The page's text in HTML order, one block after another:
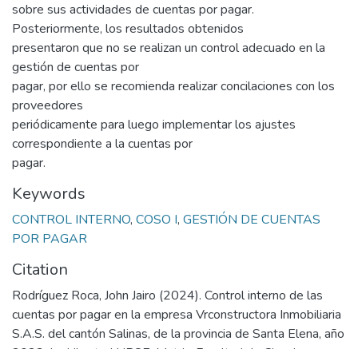
sobre sus actividades de cuentas por pagar.
Posteriormente, los resultados obtenidos
presentaron que no se realizan un control adecuado en la
gestión de cuentas por
pagar, por ello se recomienda realizar concilaciones con los
proveedores
periódicamente para luego implementar los ajustes
correspondiente a la cuentas por
pagar.
Keywords
CONTROL INTERNO, COSO I, GESTIÓN DE CUENTAS
POR PAGAR
Citation
Rodríguez Roca, John Jairo (2024). Control interno de las
cuentas por pagar en la empresa Vrconstructora Inmobiliaria
S.A.S. del cantón Salinas, de la provincia de Santa Elena, año